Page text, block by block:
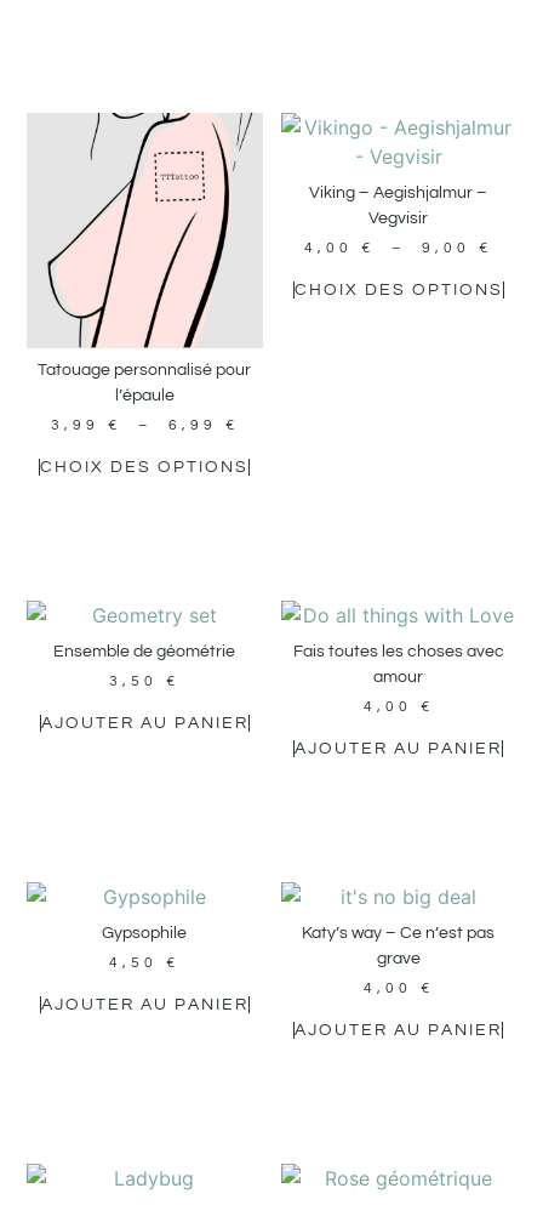
Tatouage personnalisé pour
l’épaule
3,99 € – 6,99 €
CHOIX DES OPTIONS
Viking – Aegishjalmur –
Vegvisir
4,00€ – 9,00€
CHOIX DES OPTIONS
Ensemble de géométrie
3,50€
AJOUTER AU PANIER
Fais toutes les choses avec
amour
4,00 €
AJOUTER AU PANIER
Gypsophile
4,50€
AJOUTER AU PANIER
Katy’s way – Ce n’est pas
grave
4,00 €
AJOUTER AU PANIER